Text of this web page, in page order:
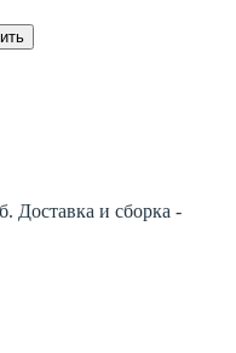
Доставка и сборка -